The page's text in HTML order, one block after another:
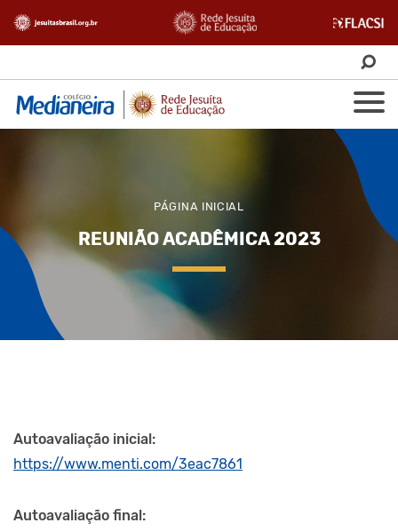
PÁGINA INICIAL
REUNIÃO ACADÊMICA 2023
Autoavaliação inicial:
https://www.menti.com/3eac7861
Autoavaliação final: